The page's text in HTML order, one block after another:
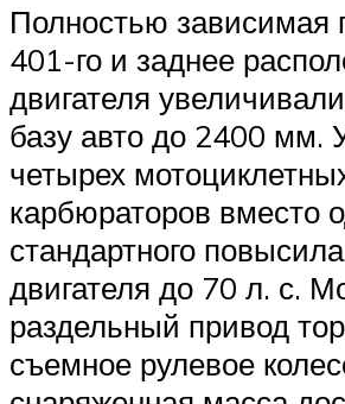
Полностью зависимая
401-го и заднее
двигателя
базу авто до 2400 мм.
четырех
карбюраторов вместо
стандартного
двигателя до 70 л. с.
раздельный привод
съемное рулевое